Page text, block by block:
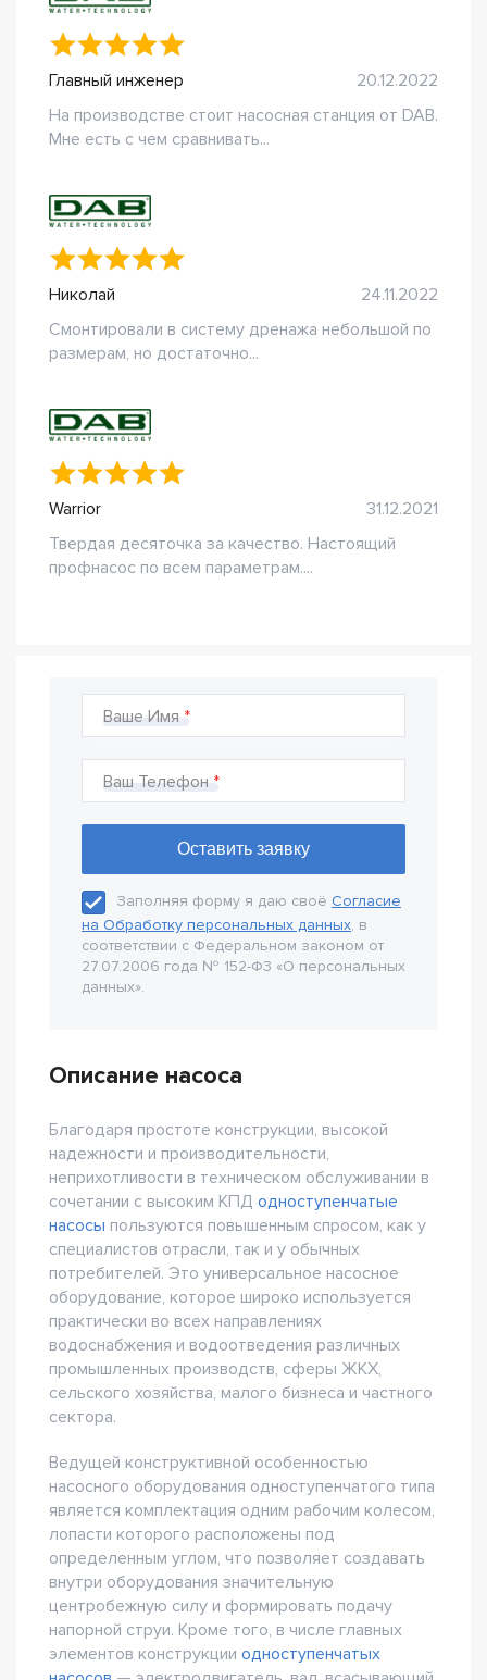
Главный инженер
20.12.2022
На производстве стоит насосная станция от DAB.
Мне есть с чем сравнивать...
Николай
24.11.2022
Смонтировали в систему дренажа небольшой по
размерам, но достаточно...
Warrior
31.12.2021
Твердая десяточка за качество. Настоящий
профнасос по всем параметрам....
Ваше Имя
Ваш Телефон
Заполняя форму я даю своё Согласие
на Обработку персональных данных, в
соответствии с Федеральном законом от
27.07.2006 года № 152-Ф3 «О персональных
данных».
Описание насоса
Благодаря простоте конструкции, высокой
надежности и производительности,
неприхотливости в техническом обслуживании в
сочетании с высоким КПД одноступенчатые
насосы пользуются повышенным спросом, как у
специалистов отрасли, так и у обычных
потребителей. Это универсальное насосное
оборудование, которое широко используется
практически во всех направлениях
водоснабжения и водоотведения различных
промышленных производств, сферы ЖКХ,
сельского хозяйства, малого бизнеса и частного
сектора.
Ведущей конструктивной особенностью
насосного оборудования одноступенчатого типа
является комплектация одним рабочим колесом,
лопасти которого расположены под
определенным углом, что позволяет создавать
внутри оборудования значительную
центробежную силу и формировать подачу
напорной струи. Кроме того, в числе главных
элементов конструкции одноступенчатых